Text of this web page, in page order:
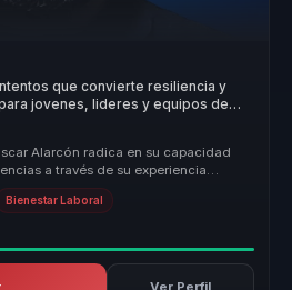
que convierte resiliencia y
jovenes, lideres y equipos de
Alarcón radica en su capacidad
a través de su experiencia
Bienestar Laboral
Ver Perfil